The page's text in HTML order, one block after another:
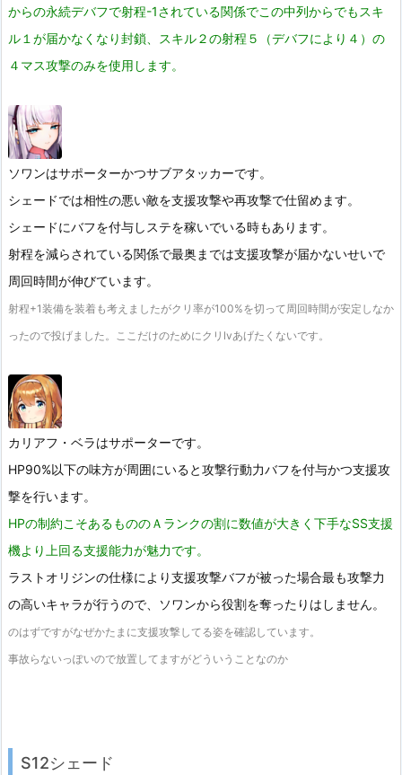
からの永続デバフで射程-1されている関係でこの中列からでもスキ
ル１が届かなくなり封鎖、スキル２の射程５（デバフにより４）の
４マス攻撃のみを使用します。
ソワンはサポーターかつサブアタッカーです。
シェードでは相性の悪い敵を支援攻撃や再攻撃で仕留めます。
シェードにバフを付与しステを稼いでいる時もあります。
射程を減らされている関係で最奥までは支援攻撃が届かないせいで
周回時間が伸びています。
射程+1装備を装着も考えましたがクリ率が100%を切って周回時間が安定しなか
ったので投げました。ここだけのためにクリlvあげたくないです。
カリアフ・ベラはサポーターです。
HP90%以下の味方が周囲にいると攻撃行動力バフを付与かつ支援攻
撃を行います。
HPの制約こそあるもののＡランクの割に数値が大きく下手なSS支援
機より上回る支援能力が魅力です。
ラストオリジンの仕様により支援攻撃バフが被った場合最も攻撃力
の高いキャラが行うので、ソワンから役割を奪ったりはしません。
のはずですがなぜかたまに支援攻撃してる姿を確認しています。
事故らないっぽいので放置してますがどういうことなのか
S12シェード